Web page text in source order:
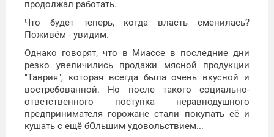
продолжал работать.
Что будет теперь, когда власть сменилась?
Поживём - увидим.
Однако говорят, что в Миассе в последние дни
резко увеличились продажи мясной продукции
"Таврия", которая всегда была очень вкусной и
востребованной. Но после такого социально-
ответственного поступка неравнодушного
предпринимателя горожане стали покупать её и
кушать с ещё бОльшим удовольствием...